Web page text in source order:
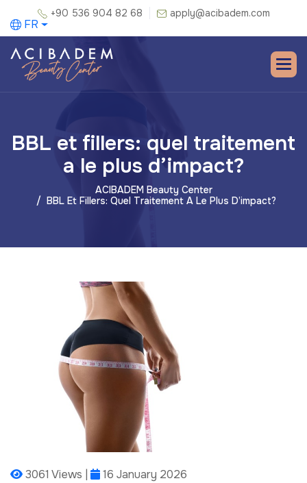
+90 536 904 82 68 apply@acibadem.com
FR
BBL et fillers: quel traitement
a le plus d’impact?
ACIBADEM Beauty Center
BBL Et Fillers: Quel Traitement A Le Plus D’impact?
3061 Views | 16 January 2026